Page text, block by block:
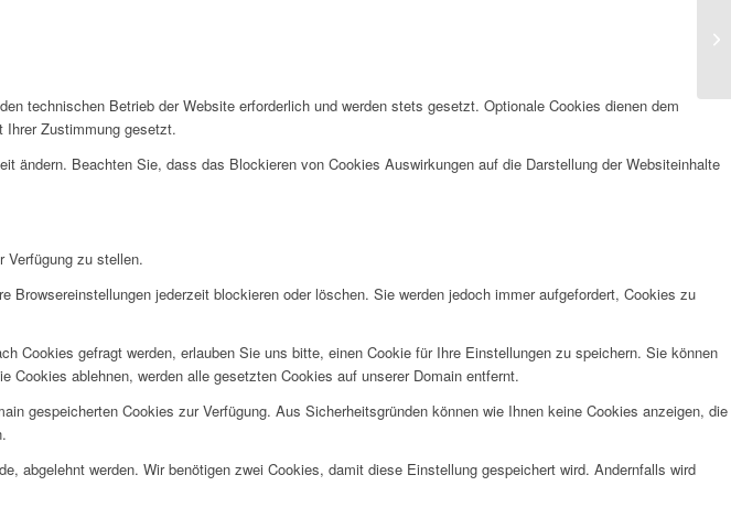
technischen Betrieb der Website erforderlich und werden stets gesetzt. Optionale Cookies dienen dem
Ihrer Zustimmung gesetzt.
Beachten Sie, dass das Blockieren von Cookies Auswirkungen auf die Darstellung der Websiteinhalte
Verfügung zu stellen.
jederzeit blockieren oder löschen. Sie werden jedoch immer aufgefordert, Cookies zu
Cookies gefragt werden, erlauben Sie uns bitte, einen Cookie für Ihre Einstellungen zu speichern. Sie können
ablehnen, werden alle gesetzten Cookies auf unserer Domain entfernt.
gespeicherten Cookies zur Verfügung. Aus Sicherheitsgründen können wie Ihnen keine Cookies anzeigen, die
abgelehnt werden. Wir benötigen zwei Cookies, damit diese Einstellung gespeichert wird. Andernfalls wird